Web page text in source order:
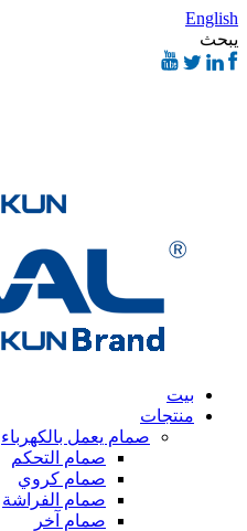
English
يبحث
بيت
منتجات
صمام يعمل بالكهرباء
صمام التحكم
صمام كروي
صمام الفراشة
صمام آخر